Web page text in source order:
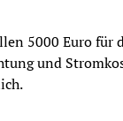
5000 Euro für
und